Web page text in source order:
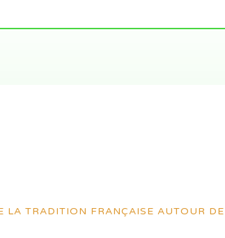
LA TRADITION FRANÇAISE AUTOUR